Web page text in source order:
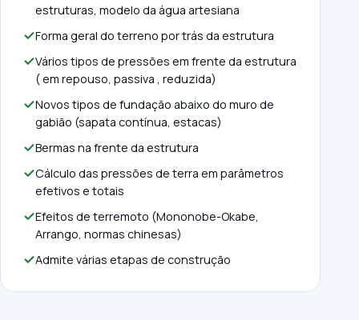
estruturas, modelo da água artesiana
Forma geral do terreno por trás da estrutura
Vários tipos de pressões em frente da estrutura
( em repouso, passiva , reduzida)
Novos tipos de fundação abaixo do muro de
gabião (sapata contínua, estacas)
Bermas na frente da estrutura
Cálculo das pressões de terra em parâmetros
efetivos e totais
Efeitos de terremoto (Mononobe-Okabe,
Arrango, normas chinesas)
Admite várias etapas de construção